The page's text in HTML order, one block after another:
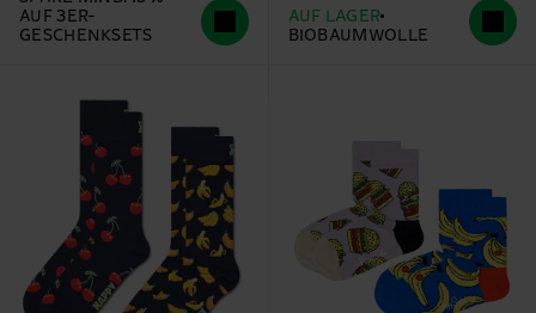
AUF 3ER-
GESCHENKSETS
AUF LAGER
BIOBAUMWOLLE